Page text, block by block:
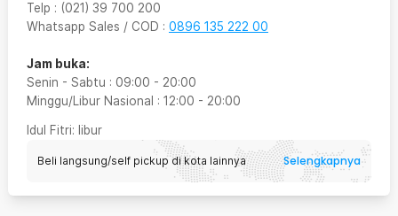
Telp : (021) 39 700 200
Whatsapp Sales / COD : 0896 135 222 00
Jam buka:
Senin - Sabtu : 09:00 - 20:00
Minggu/Libur Nasional : 12:00 - 20:00
Idul Fitri: libur
Beli langsung/self pickup di kota lainnya Selengkapnya